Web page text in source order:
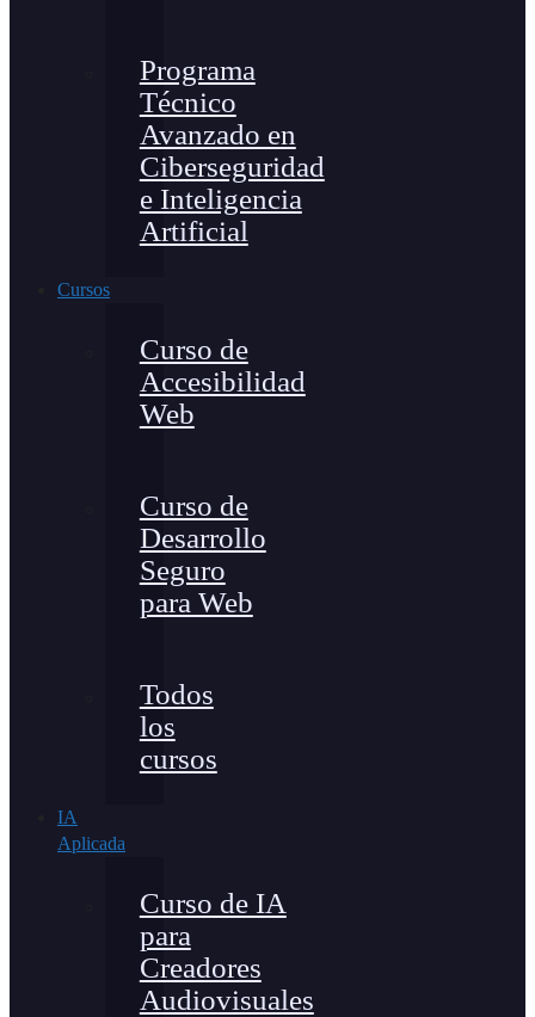
Programa
Técnico
Avanzado en
Ciberseguridad
e Inteligencia
Artificial
Cursos
Curso de
Accesibilidad
Web
Curso de
Desarrollo
Seguro
para Web
Todos
los
cursos
IA
Aplicada
Curso de IA
para
Creadores
Audiovisuales